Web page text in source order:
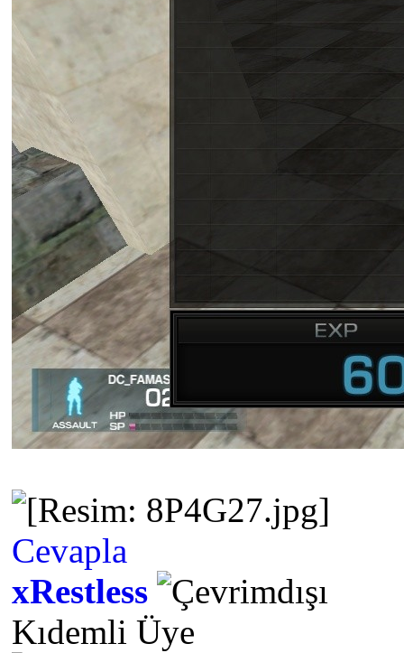
Cevapla
xRestless
Kıdemli Üye